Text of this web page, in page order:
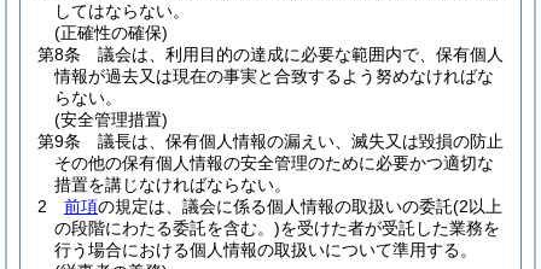
してはならない。
(正確性の確保)
第8条
議会は、利用目的の達成に必要な範囲内で、保有個人
情報が過去又は現在の事実と合致するよう努めなければな
らない。
(安全管理措置)
第9条
議長は、保有個人情報の漏えい、滅失又は毀損の防止
その他の保有個人情報の安全管理のために必要かつ適切な
措置を講じなければならない。
2
前項の規定は、議会に係る個人情報の取扱いの委託(2以上
の段階にわたる委託を含む。)を受けた者が受託した業務を
行う場合における個人情報の取扱いについて準用する。